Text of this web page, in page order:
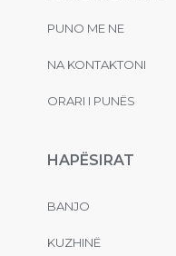
PUNO ME NE
NA KONTAKTONI
ORARI I PUNËS
HAPËSIRAT
BANJO
KUZHINË